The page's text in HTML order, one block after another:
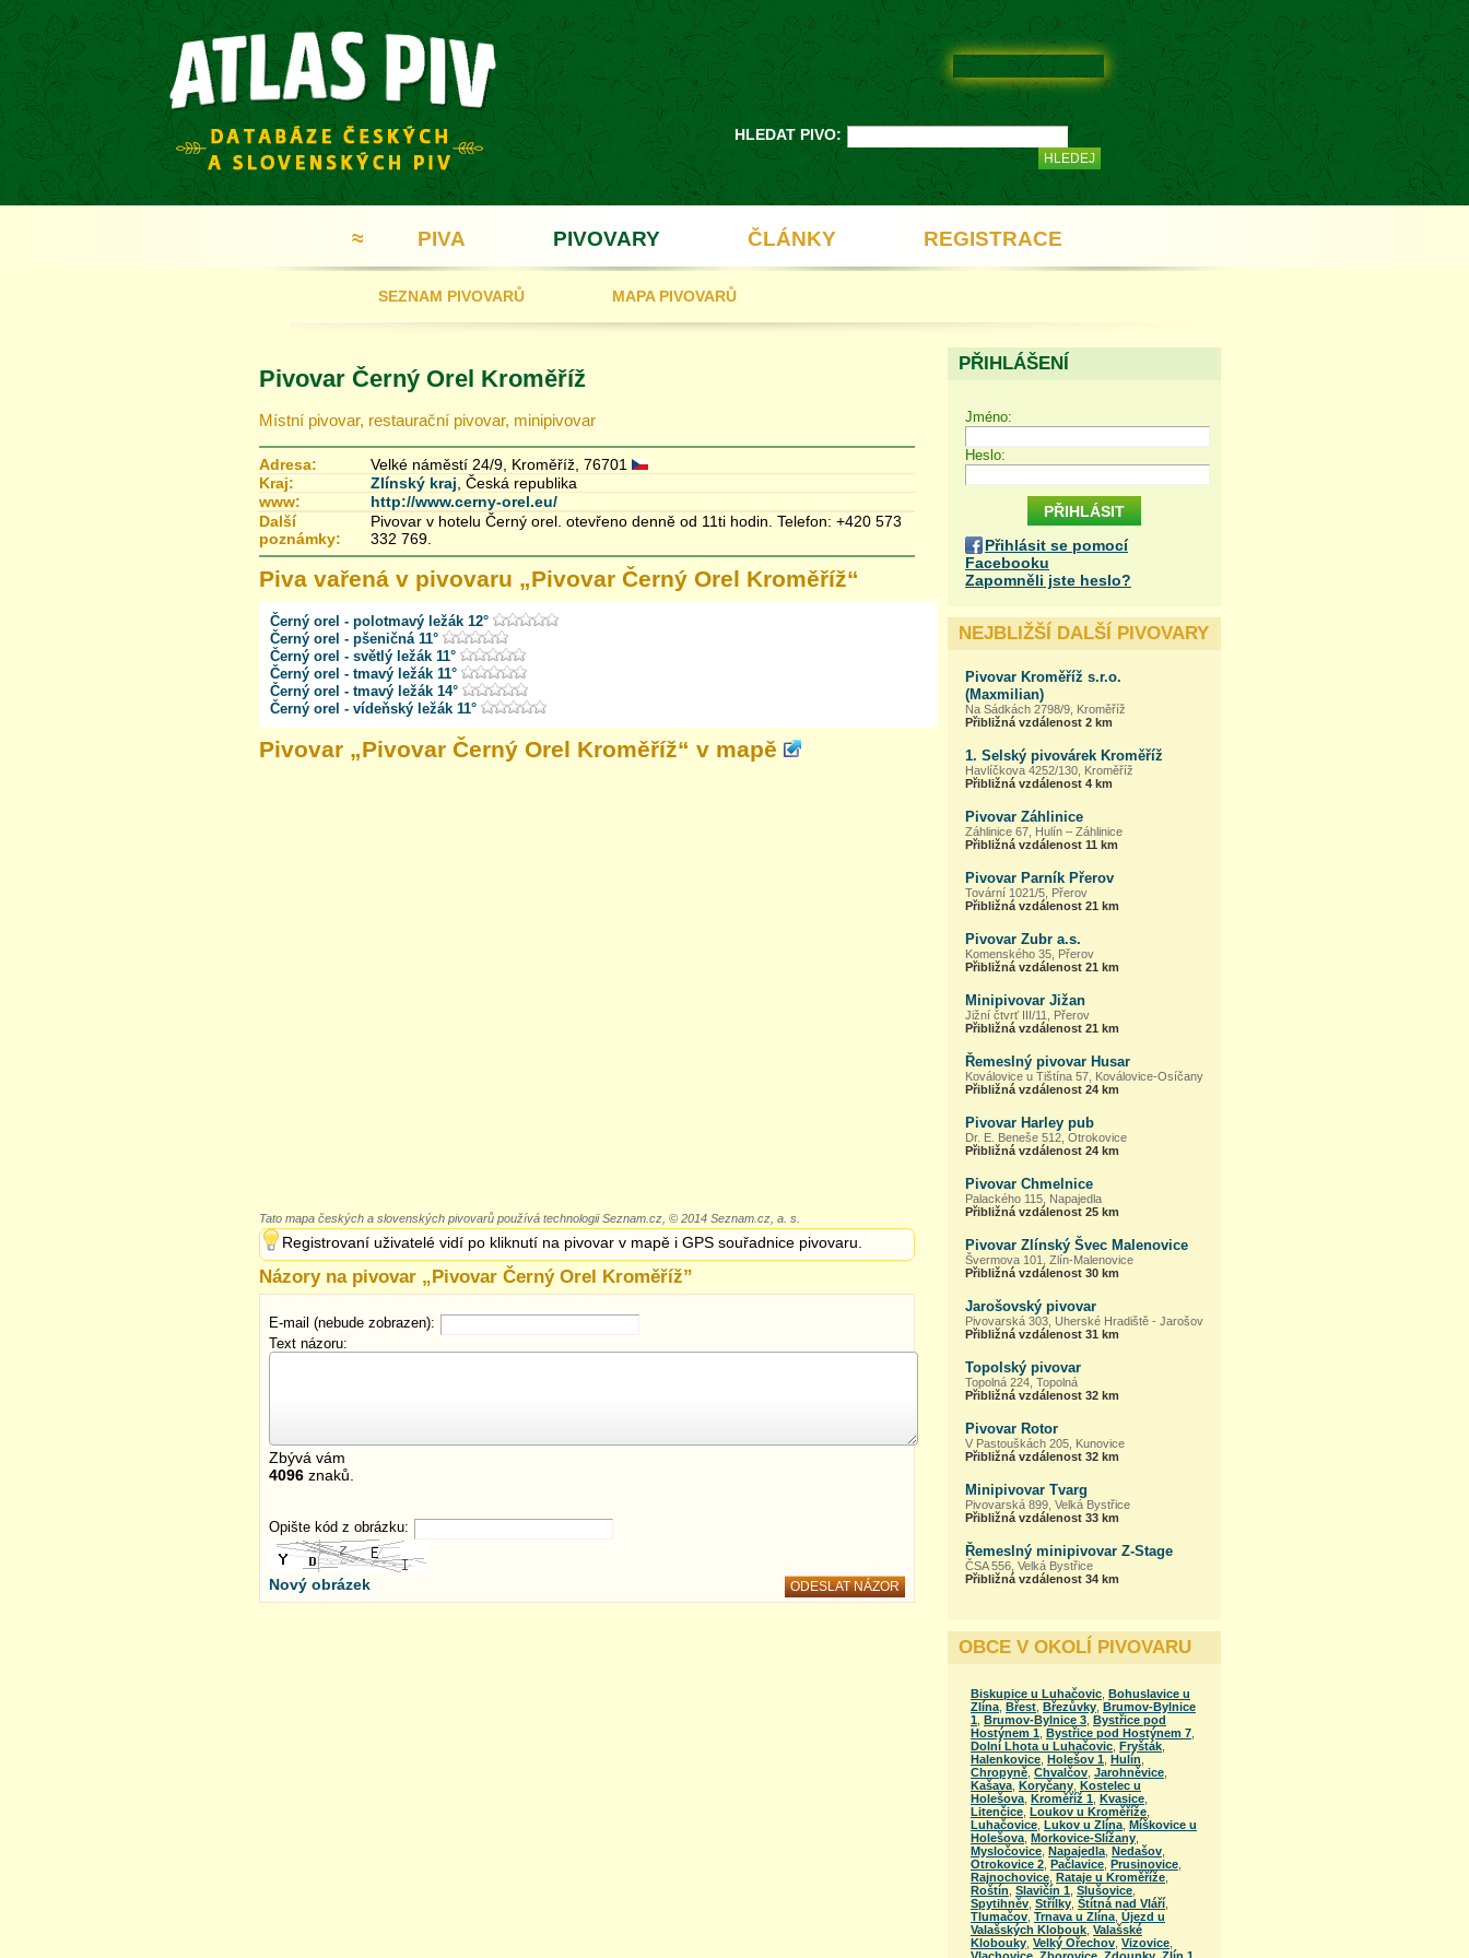
HLEDAT PIVO:
≈ PIVA PIVOVARY
SEZNAM PIVOVARŮ MAPA PIVOVARŮ
ČLÁNKY REGISTRACE
Pivovar Černý Orel Kroměříž
Místní pivovar, restaurační pivovar, minipivovar
Adresa:
Velké náměstí 24/9, Kroměříž, 76701
Kraj:
Zlínský kraj , Česká republika
www:
http://www.cerny-orel.eu/
Další
poznámky:
Pivovar v hotelu Černý orel. otevřeno denně od 11ti hodin. Telefon: +420 573
332 769.
Piva vařená v pivovaru „Pivovar Černý Orel Kroměříž“
Černý orel - polotmavý ležák 12°
Černý orel - pšeničná 11°
Černý orel - světlý ležák 11°
Černý orel - tmavý ležák 11°
Černý orel - tmavý ležák 14°
Černý orel - vídeňský ležák 11°
Pivovar „Pivovar Černý Orel Kroměříž“ v mapě
Tato mapa českých a slovenských pivovarů používá technologii Seznam.cz, © 2014 Seznam.cz, a. s.
Registrovaní uživatelé vidí po kliknutí na pivovar v mapě i GPS souřadnice pivovaru.
Názory na pivovar „Pivovar Černý Orel Kroměříž”
E-mail (nebude zobrazen):
Text názoru:
Zbývá vám
4096 znaků.
Opište kód z obrázku:
Nový obrázek
PŘIHLÁŠENÍ
Jméno:
Heslo:
Přihlásit se pomocí
Facebooku
Zapomněli jste heslo?
NEJBLIŽŠÍ DALŠÍ PIVOVARY
Pivovar Kroměříž s.r.o.
(Maxmilian)
Na Sádkách 2798/9, Kroměříž
Přibližná vzdálenost 2 km
1. Selský pivovárek Kroměříž
Havlíčkova 4252/130, Kroměříž
Přibližná vzdálenost 4 km
Pivovar Záhlinice
Záhlinice 67, Hulín – Záhlinice
Přibližná vzdálenost 11 km
Pivovar Parník Přerov
Tovární 1021/5, Přerov
Přibližná vzdálenost 21 km
Pivovar Zubr a.s.
Komenského 35, Přerov
Přibližná vzdálenost 21 km
Minipivovar Jižan
Jižní čtvrť III/11, Přerov
Přibližná vzdálenost 21 km
Řemeslný pivovar Husar
Koválovice u Tištína 57, Koválovice-Osíčany
Přibližná vzdálenost 24 km
Pivovar Harley pub
Dr. E. Beneše 512, Otrokovice
Přibližná vzdálenost 24 km
Pivovar Chmelnice
Palackého 115, Napajedla
Přibližná vzdálenost 25 km
Pivovar Zlínský Švec Malenovice
Švermova 101, Zlín-Malenovice
Přibližná vzdálenost 30 km
Jarošovský pivovar
Pivovarská 303, Uherské Hradiště - Jarošov
Přibližná vzdálenost 31 km
Topolský pivovar
Topolná 224, Topolná
Přibližná vzdálenost 32 km
Pivovar Rotor
V Pastouškách 205, Kunovice
Přibližná vzdálenost 32 km
Minipivovar Tvarg
Pivovarská 899, Velká Bystřice
Přibližná vzdálenost 33 km
Řemeslný minipivovar Z-Stage
ČSA 556, Velká Bystřice
Přibližná vzdálenost 34 km
OBCE V OKOLÍ PIVOVARU
Biskupice u Luhačovic Bohuslavice u
Zlína Břest Březůvky Brumov-Bylnice
1 Brumov-Bylnice 3 Bystřice pod
Hostýnem 1 Bystřice pod Hostýnem 7
Dolní Lhota u Luhačovic Fryšták
Halenkovice Holešov 1 Hulín
Chropyně Chvalčov Jarohněvice
Kašava Koryčany Kostelec u
Holešova Kroměříž 1 Kvasice
Litenčice Loukov u Kroměříže
Luhačovice Lukov u Zlína Míškovice u
Holešova Morkovice-Slížany
Mysločovice Napajedla Nedašov
Otrokovice 2 Pačlavice Prusinovice
Rajnochovice Rataje u Kroměříže
Roštín Slavičín 1 Slušovice
Spytihněv Střílky Štítná nad Vláří
Tlumačov Trnava u Zlína Újezd u
Valašských Klobouk Valašské
Klobouky Velký Ořechov Vizovice